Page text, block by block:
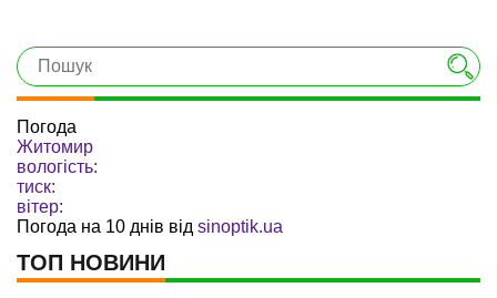
Погода
Житомир
вологість:
тиск:
вітер:
Погода на 10 днів від sinoptik.ua
ТОП НОВИНИ